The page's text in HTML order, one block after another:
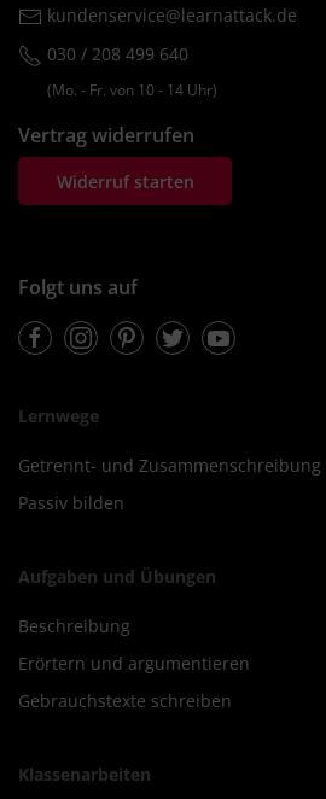
kundenservice@learnattack.de
030 / 208 499 640
(Mo. ‐ Fr. von 10 ‐ 14 Uhr)
Vertrag widerrufen
Widerruf starten
Folgt uns auf
FacebookInstagramPinterestTwitterYoutube
Lernwege
Getrennt- und Zusammenschreibung
Passiv bilden
Aufgaben und Übungen
Beschreibung
Erörtern und argumentieren
Gebrauchstexte schreiben
Klassenarbeiten